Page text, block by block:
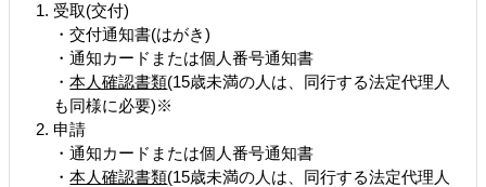
受取(交付)
・交付通知書(はがき)
・通知カードまたは個人番号通知書
・本人確認書類(15歳未満の人は、同行する法定代理人
も同様に必要)※
申請
・通知カードまたは個人番号通知書
・本人確認書類(15歳未満の人は、同行する法定代理人